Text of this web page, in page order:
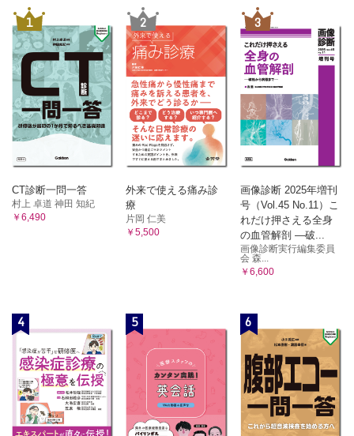
1
CT診断一問一答
村上 卓道 神田 知紀
￥6,490
2
外来で使える痛み診
療
片岡 仁美
￥5,500
3
画像診断 2025年増刊
号（Vol.45 No.11）こ
れだけ押さえる全身
の血管解剖 ―破...
画像診断実行編集委員
会 森...
￥6,600
4 5 6